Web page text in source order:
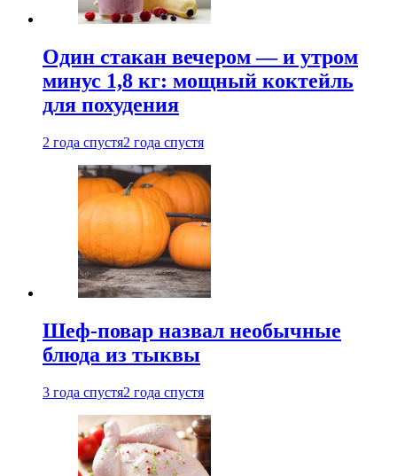
Один стакан вечером — и утром
минус 1,8 кг: мощный коктейль
для похудения
2 года спустя2 года спустя
Шеф-повар назвал необычные
блюда из тыквы
3 года спустя2 года спустя